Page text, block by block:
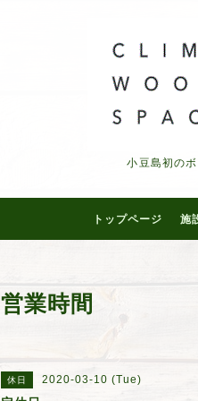
小豆島初の
トップページ 施
営業時間
休日 2020-03-10 (Tue)